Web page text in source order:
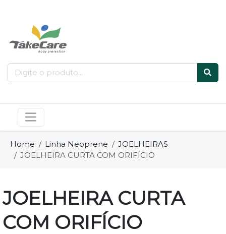
Home Linha Neoprene
JOELHEIRAS
JOELHEIRA CURTA COM ORIFÍCIO
JOELHEIRA CURTA
COM ORIFÍCIO